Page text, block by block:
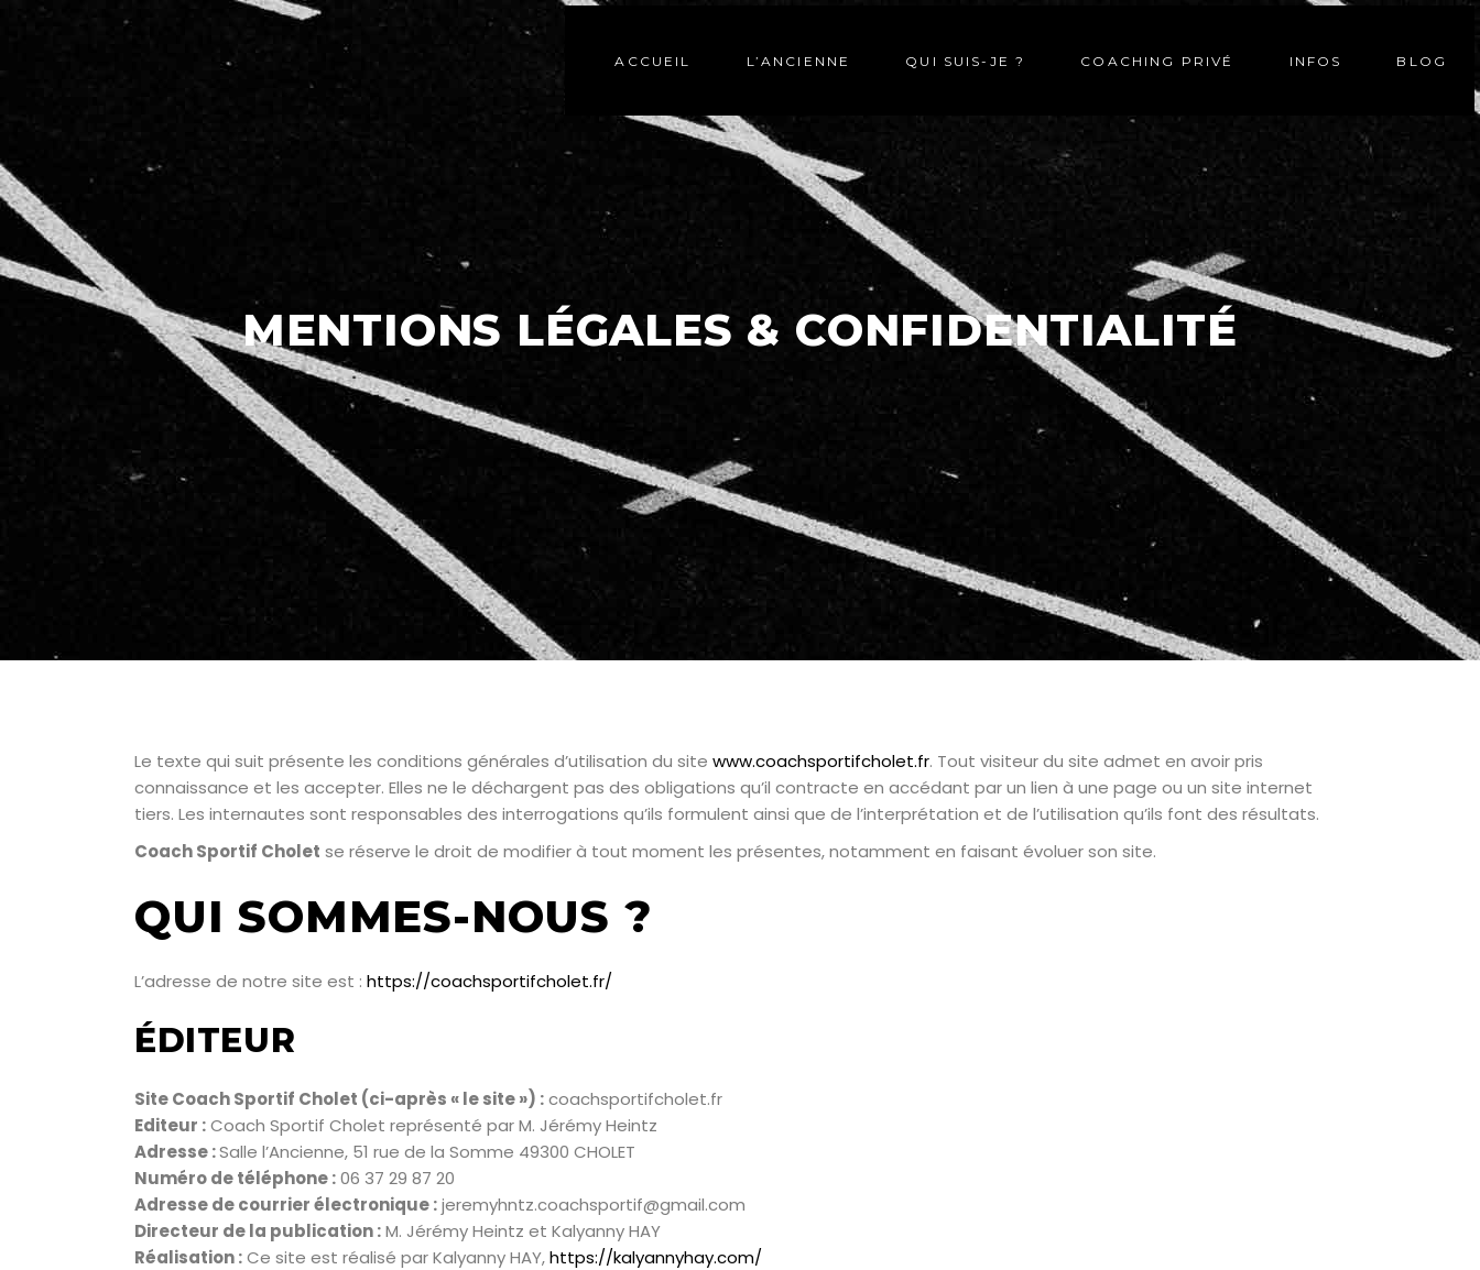
ACCUEIL L’ANCIENNE QUI SUIS-JE ? COACHING PRIVÉ INFOS BLOG
MENTIONS LÉGALES & CONFIDENTIALITÉ
Le texte qui suit présente les conditions générales d’utilisation du site www.coachsportifcholet.fr. Tout visiteur du site admet en avoir pris
connaissance et les accepter. Elles ne le déchargent pas des obligations qu’il contracte en accédant par un lien à une page ou un site internet
tiers. Les internautes sont responsables des interrogations qu’ils formulent ainsi que de l’interprétation et de l’utilisation qu’ils font des résultats.
Coach Sportif Cholet se réserve le droit de modifier à tout moment les présentes, notamment en faisant évoluer son site.
QUI SOMMES-NOUS ?
L’adresse de notre site est : https://coachsportifcholet.fr/
ÉDITEUR
Site Coach Sportif Cholet (ci-après « le site ») :coachsportifcholet.fr
Editeur :Coach Sportif Cholet représenté par M. Jérémy Heintz
Adresse :Salle l’Ancienne, 51 rue de la Somme 49300 CHOLET
Numéro de téléphone :06 37 29 87 20
Adresse de courrier électronique :jeremyhntz.coachsportif@gmail.com
Directeur de la publication :M. Jérémy Heintz et Kalyanny HAY
Réalisation :Ce site est réalisé par Kalyanny HAY,https://kalyannyhay.com/